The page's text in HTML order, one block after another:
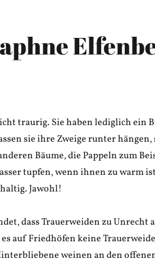
traurig. Sie haben lediglich ein
sie ihre Zweige runter
Bäume, die Pappeln zum
tupfen, wenn ihnen zu warm
Jawohl!
dass Trauerweiden zu Unrecht
auf Friedhöfen keine
weinen an den